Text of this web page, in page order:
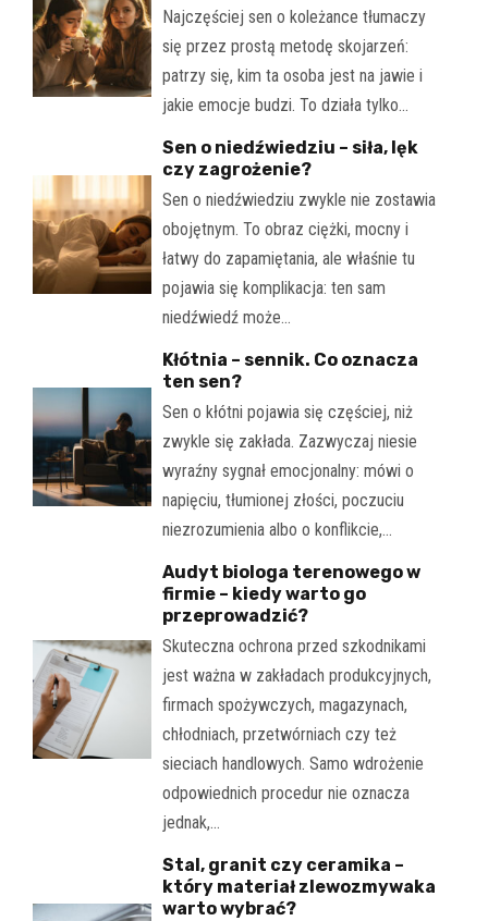
Najczęściej sen o koleżance tłumaczy
się przez prostą metodę skojarzeń:
patrzy się, kim ta osoba jest na jawie i
jakie emocje budzi. To działa tylko…
Sen o niedźwiedziu – siła, lęk
czy zagrożenie?
Sen o niedźwiedziu zwykle nie zostawia
obojętnym. To obraz ciężki, mocny i
łatwy do zapamiętania, ale właśnie tu
pojawia się komplikacja: ten sam
niedźwiedź może…
Kłótnia – sennik. Co oznacza
ten sen?
Sen o kłótni pojawia się częściej, niż
zwykle się zakłada. Zazwyczaj niesie
wyraźny sygnał emocjonalny: mówi o
napięciu, tłumionej złości, poczuciu
niezrozumienia albo o konflikcie,…
Audyt biologa terenowego w
firmie – kiedy warto go
przeprowadzić?
Skuteczna ochrona przed szkodnikami
jest ważna w zakładach produkcyjnych,
firmach spożywczych, magazynach,
chłodniach, przetwórniach czy też
sieciach handlowych. Samo wdrożenie
odpowiednich procedur nie oznacza
jednak,…
Stal, granit czy ceramika –
który materiał zlewozmywaka
warto wybrać?